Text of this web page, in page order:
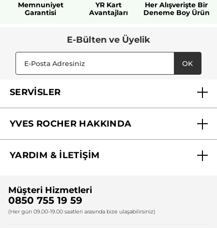
Memnuniyet
Garantisi
YR Kart
Avantajları
Her Alışverişte Bir
Deneme Boy Ürün
E-Bülten ve Üyelik
OK
SERVİSLER
YVES ROCHER HAKKINDA
Yves Rocher Vakfı
YARDIM & İLETİŞİM
Bize Ulaşın
Firma Bilgileri
Müşteri Hizmetleri
0850 755 19 59
(Her gün 09.00-19.00 saatleri arasında bize ulaşabilirsiniz)